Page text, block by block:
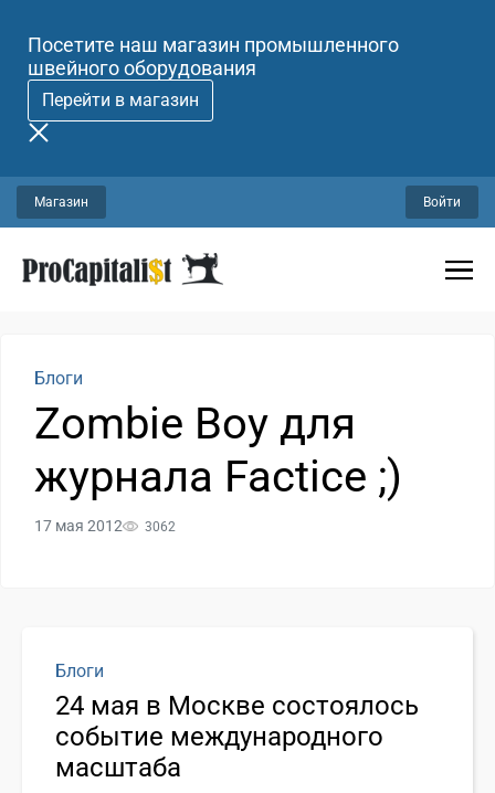
Посетите наш магазин промышленного
швейного оборудования
Перейти в магазин
Магазин Войти
Блоги
Zombie Boy для
журнала Factice ;)
17 мая 2012 3062
Блоги
24 мая в Москве состоялось
событие международного
масштаба